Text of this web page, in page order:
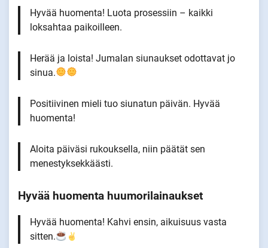
Hyvää huomenta! Luota prosessiin – kaikki
loksahtaa paikoilleen.
Herää ja loista! Jumalan siunaukset odottavat jo
sinua.
Positiivinen mieli tuo siunatun päivän. Hyvää
huomenta!
Aloita päiväsi rukouksella, niin päätät sen
menestyksekkäästi.
Hyvää huomenta huumorilainaukset
Hyvää huomenta! Kahvi ensin, aikuisuus vasta
sitten.